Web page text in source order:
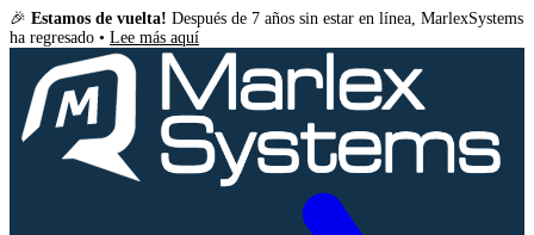
🎉 Estamos de vuelta! Después de 7 años sin estar en línea, MarlexSystems
ha regresado • Lee más aquí